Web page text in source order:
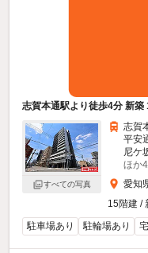
志賀本通駅より徒歩4分 新築
すべての写真
志賀
平安
尼ケ
ほか4
愛知
15階建 /
駐車場あり
駐輪場あり